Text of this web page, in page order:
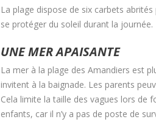
La plage dispose de six carbets
se protéger du soleil durant la journée.
UNE MER APAISANTE
La mer à la plage des Amandiers est
invitent à la baignade. Les parents
Cela limite la taille des vagues lors de
enfants, car il n’y a pas de poste de